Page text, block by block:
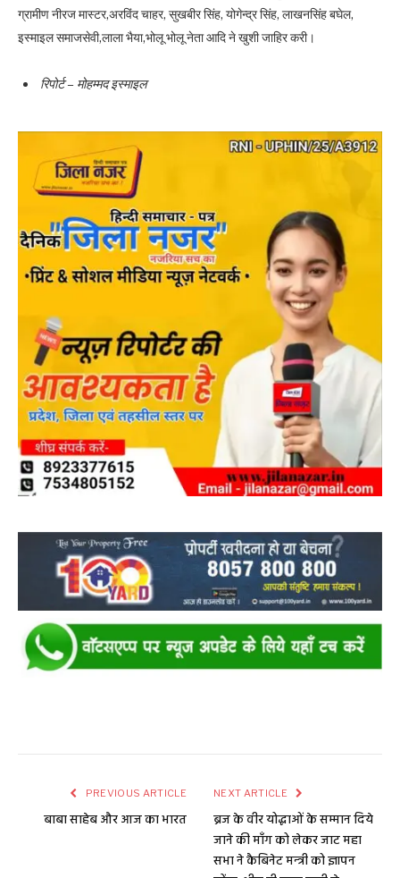
ग्रामीण नीरज मास्टर,अरविंद चाहर, सुखबीर सिंह, योगेन्द्र सिंह, लाखनसिंह बघेल,
इस्माइल समाजसेवी,लाला भैया,भोलू भोलू नेता आदि ने खुशी जाहिर करी।
रिपोर्ट – मोहम्मद इस्माइल
PREVIOUS ARTICLE
बाबा साहेब और आज का भारत
NEXT ARTICLE
ब्रज के वीर योद्धाओं के सम्मान दिये
जाने की माँग को लेकर जाट महा
सभा ने कैबिनेट मन्त्री को ज्ञापन